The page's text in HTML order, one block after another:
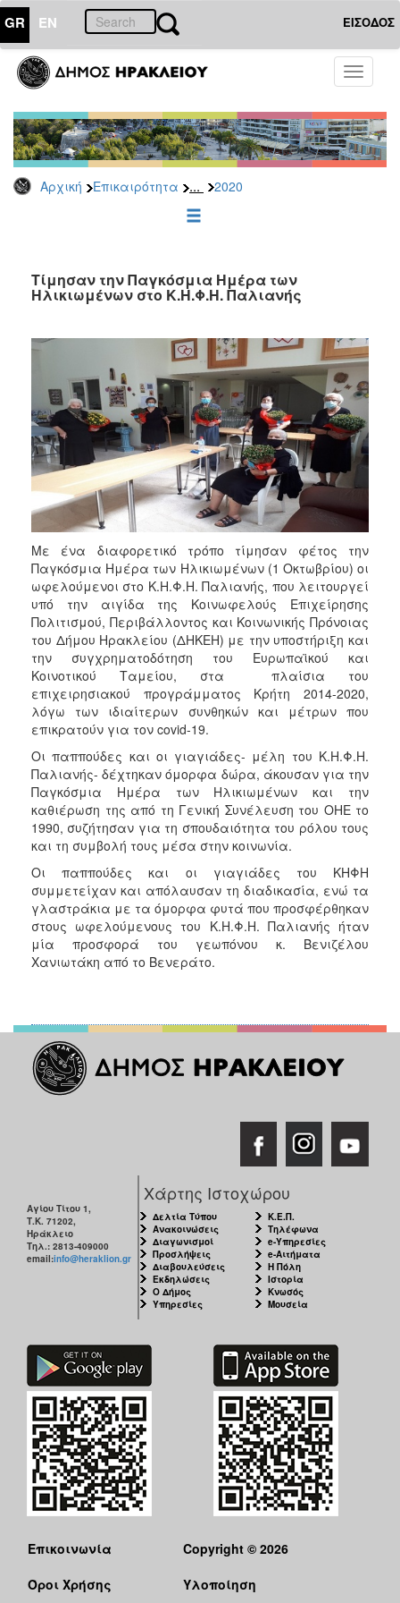
GR EN ΕΙΣΟΔΟΣ
Toggle
Αρχική Επικαιρότητα ... 2020
ΕΠΙΚΑΙΡΟΤΗΤΑ
Τύπου
Αρχείο
2026
2025
2022
2021
2018
2017
2015
2013
2012
2011
2010
2006
ΔΗΜΟΤΗΣ
ΕΠΙΣΚΕΠΤΗΣ
ΗΡΑΚΛΕΙΟ
Τίμησαν την Παγκόσμια Ημέρα των
Ηλικιωμένων στο Κ.Η.Φ.Η. Παλιανής
Με ένα διαφορετικό τρόπο τίμησαν φέτος την
Παγκόσμια Ημέρα των Ηλικιωμένων (1 Οκτωβρίου) οι
ωφελούμενοι στο Κ.Η.Φ.Η. Παλιανής, που λειτουργεί
υπό την αιγίδα της Κοινωφελούς Επιχείρησης
Πολιτισμού, Περιβάλλοντος και Κοινωνικής Πρόνοιας
του Δήμου Ηρακλείου (ΔΗΚΕΗ) με την υποστήριξη και
την συγχρηματοδότηση του Ευρωπαϊκού και
Κοινοτικού Ταμείου, στα πλαίσια του
επιχειρησιακού προγράμματος Κρήτη 2014-2020,
λόγω των ιδιαίτερων συνθηκών και μέτρων που
επικρατούν για τον covid-19.
Οι παππούδες και οι γιαγιάδες- μέλη του Κ.Η.Φ.Η.
Παλιανής- δέχτηκαν όμορφα δώρα, άκουσαν για την
Παγκόσμια Ημέρα των Ηλικιωμένων και την
καθιέρωση της από τη Γενική Συνέλευση του ΟΗΕ το
1990, συζήτησαν για τη σπουδαιότητα του ρόλου τους
και τη συμβολή τους μέσα στην κοινωνία.
Οι παππούδες και οι γιαγιάδες του ΚΗΦΗ
συμμετείχαν και απόλαυσαν τη διαδικασία, ενώ τα
γλαστράκια με τα όμορφα φυτά που προσφέρθηκαν
στους ωφελούμενους του Κ.Η.Φ.Η. Παλιανής ήταν
μία προσφορά του γεωπόνου κ. Βενιζέλου
Χανιωτάκη από το Βενεράτο.
Αγίου Τίτου 1,
Τ.Κ. 71202,
Ηράκλειο
Τηλ.: 2813-409000
email:info@heraklion.gr
Χάρτης Ιστοχώρου
Δελτία Τύπου
Ανακοινώσεις
Διαγωνισμοί
Προσλήψεις
Διαβουλεύσεις
Εκδηλώσεις
Ο Δήμος
Υπηρεσίες
Κ.Ε.Π.
Τηλέφωνα
e-Υπηρεσίες
e-Αιτήματα
Η Πόλη
Ιστορία
Κνωσός
Μουσεία
Επικοινωνία
Όροι Χρήσης
Copyright © 2026
Υλοποίηση